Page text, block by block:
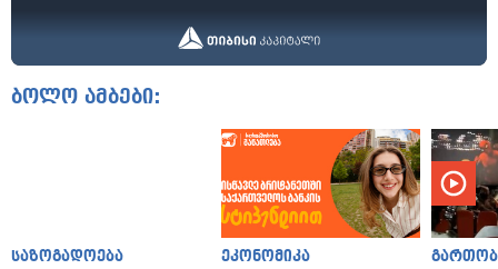
ბოლო ამბები:
საზოგადოება ეკონომიკა